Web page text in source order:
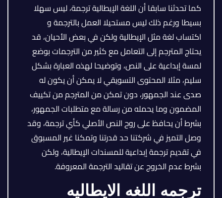
كما تحدثنا سابقا أن اللغة الإيطالية ترجمة، ليس سهلا
بسيطا ورغم ذلك ليس مستحيلا العمل بالترجمة و
اكتساب لغة مثل الإيطالية ولكن في بعض الأحيان، قد
يحتاج المترجم إلى التعامل مع كثير من الترجمات بوضع
لمسة إبداعية على النص، وتوضيحا لهذه العبارة بشكل
سليم، مثلا المحتوى التسويقي لا يمكن أن يكون له
صدى عند الجمهور، دون تمكن من المترجم من تكييف
المضمون وما يحمله من رسالة مع متطلبات الجمهور،
بشرط أن يحافظ على روح النص الأصلي كأي ترجمة، وقد
وصل التميز في شركتنا حد قدرتنا وتمكنا غير المسبوق
في تقديم ترجمة إبداعية للمسندات الإيطالية، ولكن
بشرط عدم الخروج عن تقاليد الترجمة المعروفة.
ترجمه اللغه الايطاليه